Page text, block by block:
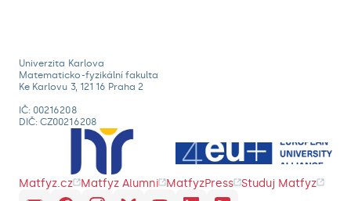
Univerzita Karlova
Matematicko-fyzikální fakulta
Ke Karlovu 3, 121 16 Praha 2
IČ: 00216208
DIČ: CZ00216208
Matfyz.cz Matfyz Alumni MatfyzPress Studuj Matfyz